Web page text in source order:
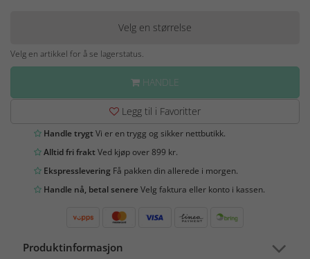
Velg en størrelse
Velg en artikkel for å se lagerstatus.
HANDLE
Legg til i Favoritter
Handle trygtVi er en trygg og sikker nettbutikk.
Alltid fri fraktVed kjøp over 899 kr.
Ekspresslevering Få pakken din allerede i morgen.
Handle nå, betal senereVelg faktura eller konto i kassen.
Produktinformasjon